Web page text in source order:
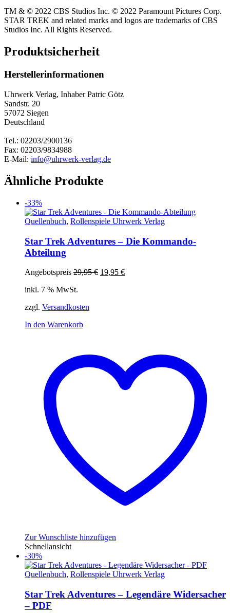
TM & © 2022 CBS Studios Inc. © 2022 Paramount Pictures Corp.
STAR TREK and related marks and logos are trademarks of CBS
Studios Inc. All Rights Reserved.
Produktsicherheit
Herstellerinformationen
Uhrwerk Verlag, Inhaber Patric Götz
Sandstr. 20
57072 Siegen
Deutschland
Tel.: 02203/2900136
Fax: 02203/9834988
E-Mail: info@uhrwerk-verlag.de
Ähnliche Produkte
-33%
Quellenbuch, Rollenspiele Uhrwerk Verlag
Star Trek Adventures – Die Kommando-
Abteilung
Angebotspreis 29,95€ Ursprünglicher
19,95 €Aktueller
inkl. 7 % MwSt.
zzgl. Versandkosten
In den Warenkorb
Zur Wunschliste hinzufügen
Schnellansicht
-30%
Quellenbuch, Rollenspiele Uhrwerk Verlag
Star Trek Adventures – Legendäre Widersacher
– PDF